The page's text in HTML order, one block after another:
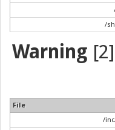
/
Warning
File
/